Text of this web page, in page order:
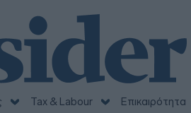
Tax & Labour Επικαιρότητα